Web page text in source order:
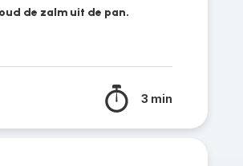
de zalm uit de pan.
3 min